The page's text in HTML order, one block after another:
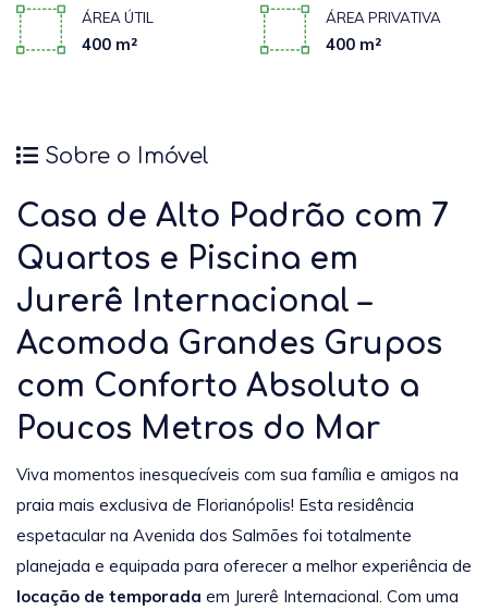
ÁREA ÚTIL
400 m²
ÁREA PRIVATIVA
400 m²
Sobre o Imóvel
Casa de Alto Padrão com 7
Quartos e Piscina em
Jurerê Internacional –
Acomoda Grandes Grupos
com Conforto Absoluto a
Poucos Metros do Mar
Viva momentos inesquecíveis com sua família e amigos na
praia mais exclusiva de Florianópolis! Esta residência
espetacular na Avenida dos Salmões foi totalmente
planejada e equipada para oferecer a melhor experiência de
locação de temporada em Jurerê Internacional. Com uma